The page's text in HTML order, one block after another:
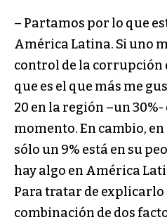
– Partamos por lo que
América Latina. Si uno
control de la corrupción
que es el que más me
20 en la región –un
momento. En cambio,
sólo un 9% está en su
hay algo en América
Para tratar de
combinación de dos